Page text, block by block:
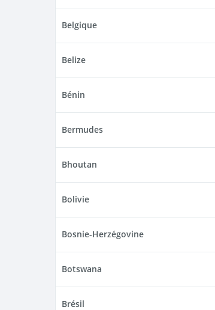
Belgique
Belize
Bénin
Bermudes
Bhoutan
Bolivie
Bosnie-Herzégovine
Botswana
Brésil